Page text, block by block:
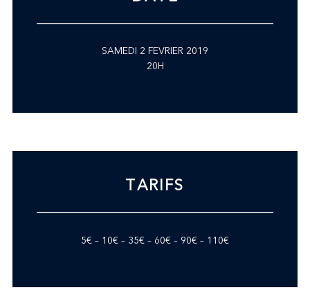
SAMEDI 2 FEVRIER 2019
20H
TARIFS
5€ – 10€ – 35€ – 60€ – 90€ – 110€